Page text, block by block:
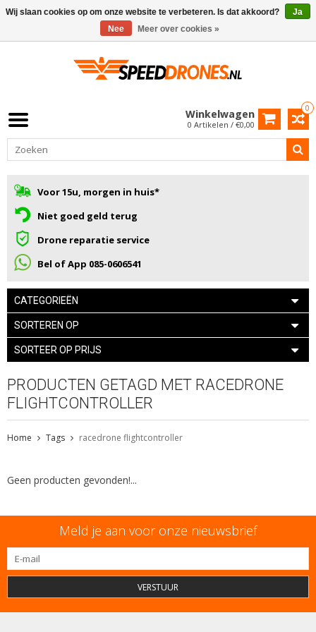
0
Winkelwagen
0 Artikelen / €0,00
Voor 15u, morgen in huis*
Niet goed geld terug
Drone reparatie service
Bel of App 085-0606541
CATEGORIEËN
SORTEREN OP
SORTEER OP PRIJS
PRODUCTEN GETAGD MET RACEDRONE
FLIGHTCONTROLLER
Home Tags racedrone flightcontroller
Geen producten gevonden!...
Meld je aan voor onze nieuwsbrief
VERSTUUR
Wij slaan cookies op om onze website te verbeteren. Is dat akkoord?
Ja
Nee
Meer over cookies »